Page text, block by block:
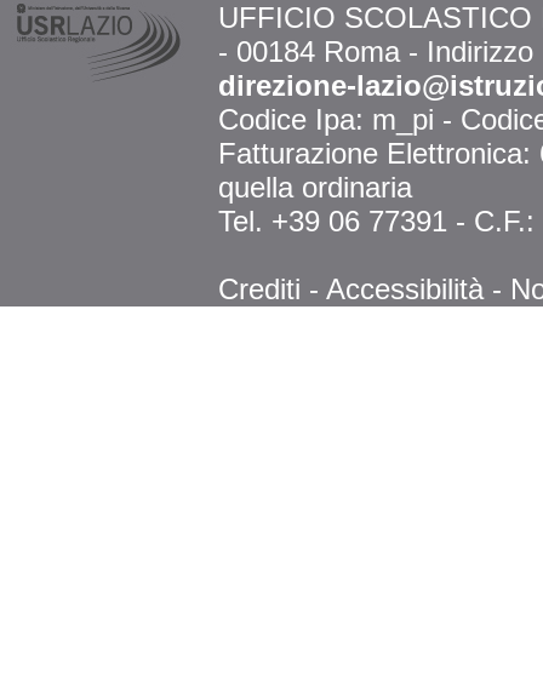
UFFICIO
- 00184 Roma -
direzione-
Codice Ipa: m_pi -
Fatturazione
quella ordinaria
Tel. +39 06 77391 -
Crediti - Accessibilità -